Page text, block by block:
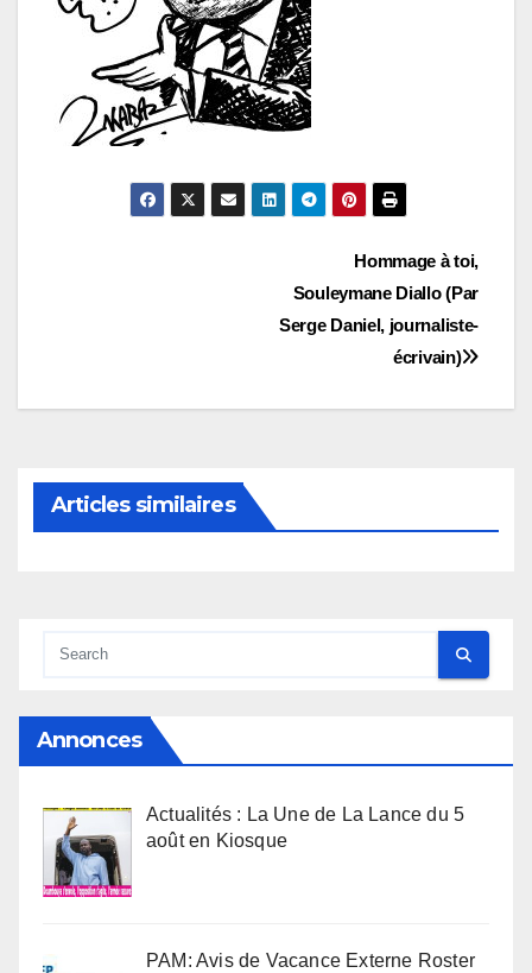
Hommage à toi,
Souleymane Diallo (Par
Serge Daniel, journaliste-
écrivain)
Articles similaires
Annonces
Actualités : La Une de La Lance du 5
août en Kiosque
PAM: Avis de Vacance Externe Roster